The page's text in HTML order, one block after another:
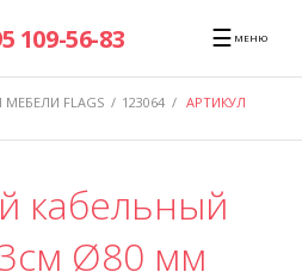
109-56-83 ☰ МЕНЮ
МЕБЕЛИ FLAGS / 123064 / АРТИКУЛ
кабельный
Ø80 мм